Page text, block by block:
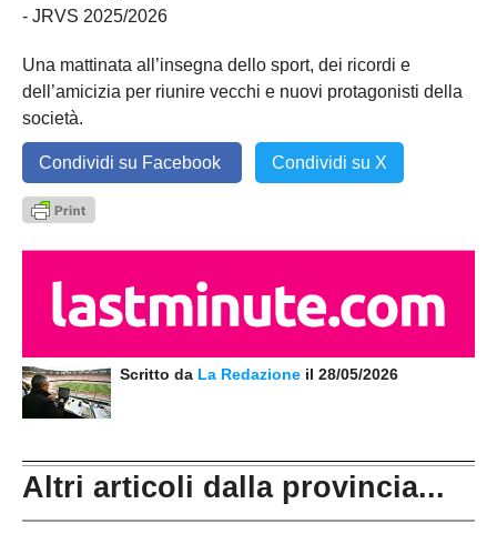
- JRVS 2025/2026
Una mattinata all’insegna dello sport, dei ricordi e
dell’amicizia per riunire vecchi e nuovi protagonisti della
società.
Condividi su Facebook Condividi su X
Scritto da La Redazione il 28/05/2026
Altri articoli dalla provincia...